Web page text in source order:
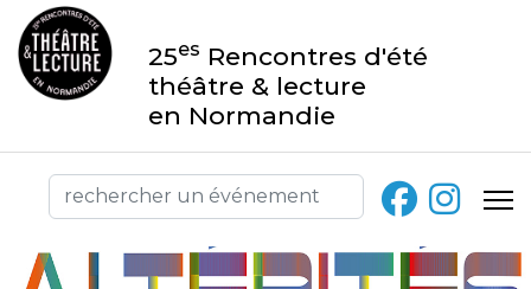
25es Rencontres d'été
théâtre & lecture
en Normandie